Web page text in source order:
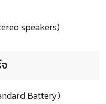
speakers)
Battery)